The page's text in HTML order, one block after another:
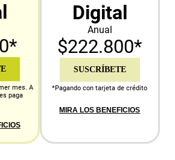
mes. A
paga
Digital
Anual
$222.800*
SUSCRÍBETE
*Pagando con tarjeta de crédito
MIRA LOS BENEFICIOS